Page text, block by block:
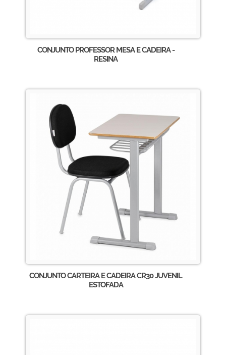
CONJUNTO PROFESSOR MESA E CADEIRA -
RESINA
CONJUNTO CARTEIRA E CADEIRA CR30 JUVENIL
ESTOFADA